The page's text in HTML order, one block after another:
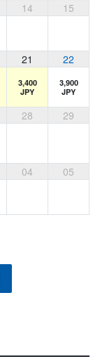
14 15
21 22
3,400
JPY
3,900
JPY
28 29
04 05